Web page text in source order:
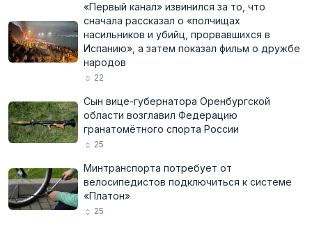
«Первый канал» извинился за то, что
сначала рассказал о «полчищах
насильников и убийц, прорвавшихся в
Испанию», а затем показал фильм о дружбе
народов
22
Сын вице-губернатора Оренбургской
области возглавил Федерацию
гранатомётного спорта России
25
Минтранспорта потребует от
велосипедистов подключиться к системе
«Платон»
25